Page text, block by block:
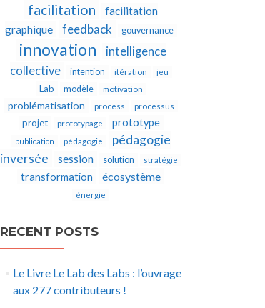
facilitation
facilitation
graphique
feedback gouvernance
innovation
intelligence
collective
intention itération jeu
Lab modèle motivation
problématisation process processus
projet prototypage prototype
publication pédagogie
pédagogie
inversée
session solution stratégie
transformation écosystème
énergie
RECENT POSTS
Le Livre Le Lab des Labs : l’ouvrage
aux 277 contributeurs !